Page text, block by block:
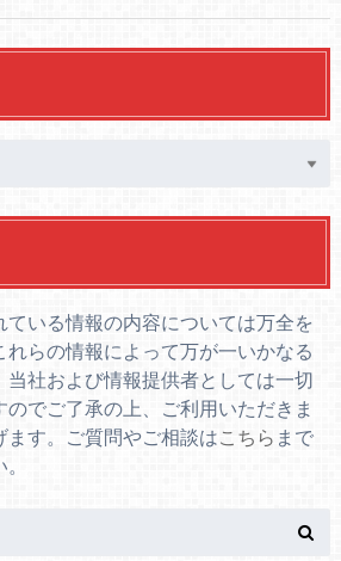
ている情報の内容については万全を
らの情報によって万が一いかなる
社および情報提供者としては一切
でご了承の上、ご利用いただきま
す。ご質問やご相談はこちら まで